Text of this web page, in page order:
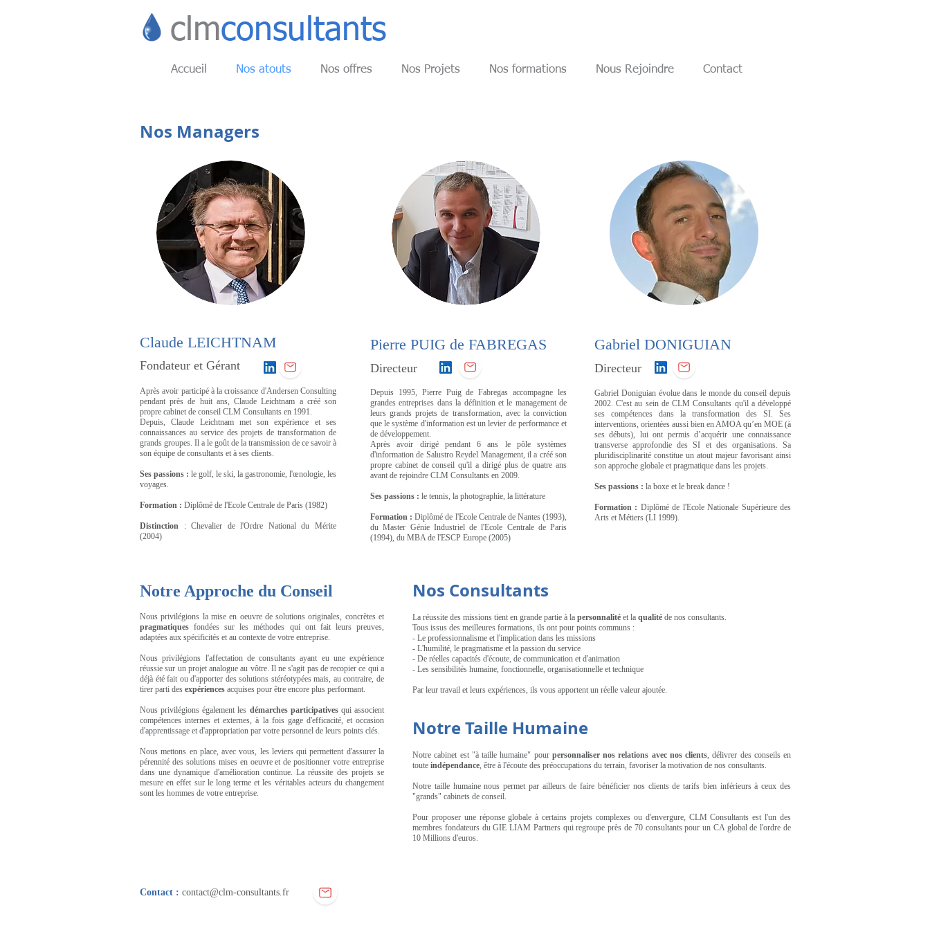
Accueil Nos atouts Nos offres Nos Projets Nos formations Nous Rejoindre Contact
Nos Managers
Claude LEICHTNAM
Fondateur et Gérant
Après avoir participé à la croissance d'Andersen Consulting
pendant près de huit ans, Claude Leichtnam a créé son
propre cabinet de conseil CLM Consultants en 1991.
Depuis, Claude Leichtnam met son expérience et ses
connaissances au service des projets de transformation de
grands groupes. Il a le goût de la transmission de ce savoir à
son équipe de consultants et à ses clients.
Ses passions : le golf, le ski, la gastronomie, l'œnologie, les
voyages.
Formation : Diplômé de l'Ecole Centrale de Paris (1982)
Distinction
: Chevalier de l'Ordre National du Mérite
(2004)
Pierre PUIG de FABREGAS
Directeur
Depuis 1995, Pierre Puig de Fabregas accompagne les
grandes entreprises dans la définition et le management de
leurs grands projets de transformation, avec la conviction
que le système d'information est un levier de performance et
de développement.
Après avoir dirigé pendant 6 ans le pôle systèmes
d'information de Salustro Reydel Management, il a créé son
propre cabinet de conseil qu'il a dirigé plus de quatre ans
avant de rejoindre CLM Consultants en 2009.
Ses passions : le tennis, la photographie, la littérature
Formation : Diplômé de l'Ecole Centrale de Nantes (1993),
du Master Génie Industriel de l'Ecole Centrale de Paris
(1994), du MBA de l'ESCP Europe (2005)
Gabriel DONIGUIAN
Directeur
Gabriel Doniguian évolue dans le monde du conseil depuis
2002. C'est au sein de CLM Consultants qu'il a développé
ses compétences dans la transformation des SI. Ses
interventions, orientées aussi bien en AMOA qu’en MOE (à
ses débuts), lui ont permis d’acquérir une connaissance
transverse approfondie des SI et des organisations. Sa
pluridisciplinarité constitue un atout majeur favorisant ainsi
son approche globale et pragmatique dans les projets.
Ses passions : la boxe et le break dance !
Formation : Diplômé de l'Ecole Nationale Supérieure des
Arts et Métiers (LI 1999).
Notre Approche du Conseil
Nous privilégions la mise en oeuvre de solutions originales, concrètes et
pragmatiquesfondées sur les méthodes qui ont fait leurs preuves,
adaptées aux spécificités et au contexte de votre entreprise.
Nous privilégions l'affectation de consultants ayant eu une expérience
réussie sur un projet analogue au vôtre. Il ne s'agit pas de recopier ce qui a
déjà été fait ou d'apporter des solutions stéréotypées mais, au contraire, de
tirer parti des expériences acquises pour être encore plus performant.
Nous privilégions également les démarches participatives qui associent
compétences internes et externes, à la fois gage d'efficacité, et occasion
d'apprentissage et d'appropriation par votre personnel de leurs points clés.
Nous mettons en place, avec vous, les leviers qui permettent d'assurer la
pérennité des solutions mises en oeuvre et de positionner votre entreprise
dans une dynamique d'amélioration continue. La réussite des projets se
mesure en effet sur le long terme et les véritables acteurs du changement
sont les hommes de votre entreprise.
Nos Consultants
La réussite des missions tient en grande partie à la personnalité et la qualité de nos consultants.
Tous issus des meilleures formations, ils ont pour points communs :
- Le professionnalisme et l'implication dans les missions
- L'humilité, le pragmatisme et la passion du service
- De réelles capacités d'écoute, de communication et d'animation
- Les sensibilités humaine, fonctionnelle, organisationnelle et technique
Par leur travail et leurs expériences, ils vous apportent un réelle valeur ajoutée.
Notre Taille Humaine
Notre cabinet est "à taille humaine" pour personnaliser nos relations avec nos clients, délivrer des conseils en
toute indépendance, être à l'écoute des préoccupations du terrain, favoriser la motivation de nos consultants.
Notre taille humaine nous permet par ailleurs de faire bénéficier nos clients de tarifs bien inférieurs à ceux des
"grands" cabinets de conseil.
Pour proposer une réponse globale à certains projets complexes ou d'envergure, CLM Consultants est l'un des
membres fondateurs du GIE LIAM Partners qui regroupe près de 70 consultants pour un CA global de l'ordre de
10 Millions d'euros.
Contact : contact@clm-consultants.fr
clmconsultants